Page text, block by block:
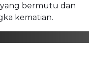
bermutu dan
kematian.